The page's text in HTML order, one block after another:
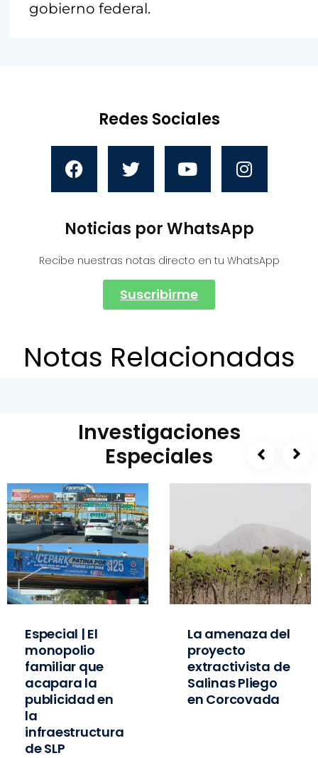
gobierno federal.
Redes Sociales
Noticias por WhatsApp
Recibe nuestras notas directo en tu WhatsApp
Suscribirme
Notas Relacionadas
Investigaciones
Especiales
Especial | El
monopolio
familiar que
acapara la
publicidad en
la
infraestructura
de SLP
La amenaza del
proyecto
extractivista de
Salinas Pliego
en Corcovada